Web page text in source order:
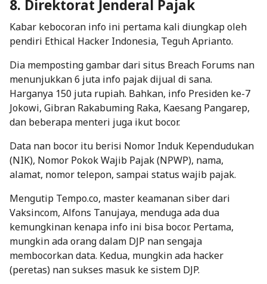
8. Direktorat Jenderal Pajak
Kabar kebocoran info ini pertama kali diungkap oleh
pendiri Ethical Hacker Indonesia, Teguh Aprianto.
Dia memposting gambar dari situs Breach Forums nan
menunjukkan 6 juta info pajak dijual di sana.
Harganya 150 juta rupiah. Bahkan, info Presiden ke-7
Jokowi, Gibran Rakabuming Raka, Kaesang Pangarep,
dan beberapa menteri juga ikut bocor.
Data nan bocor itu berisi Nomor Induk Kependudukan
(NIK), Nomor Pokok Wajib Pajak (NPWP), nama,
alamat, nomor telepon, sampai status wajib pajak.
Mengutip Tempo.co, master keamanan siber dari
Vaksincom, Alfons Tanujaya, menduga ada dua
kemungkinan kenapa info ini bisa bocor. Pertama,
mungkin ada orang dalam DJP nan sengaja
membocorkan data. Kedua, mungkin ada hacker
(peretas) nan sukses masuk ke sistem DJP.